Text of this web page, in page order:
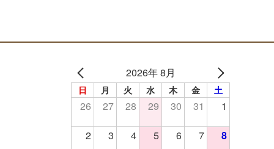
2026年 8月
日 月 火 水 木 金 土
26 27 28 29 30 31 1
2 3 4 5 6 7 8